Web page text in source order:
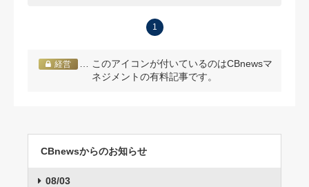
1
経営
… このアイコンが付いているのはCBnewsマ
ネジメントの有料記事です。
CBnewsからのお知らせ
08/03